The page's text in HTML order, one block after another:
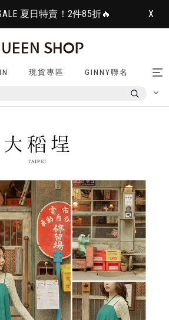
夏日特賣！2件85折🔥 X
現貨專區 GINNY聯名